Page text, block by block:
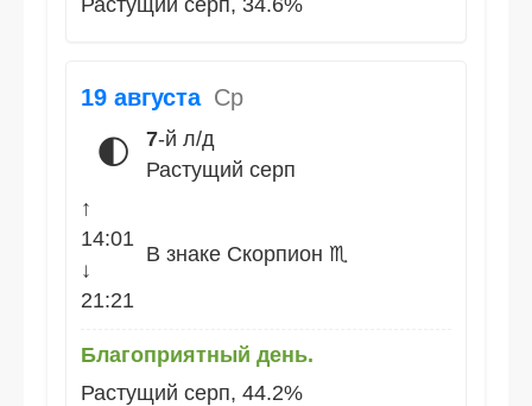
Растущий серп, 34.6%
19 августа Ср
🌓 7-й л/д
Растущий серп
↑
14:01
↓
21:21
В знаке Скорпион ♏
Благоприятный день.
Растущий серп, 44.2%